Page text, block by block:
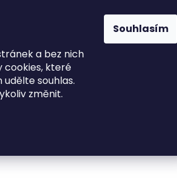
a bez nich
cookies, které
souhlas.
změnit.
Souhlasím
723816110
info@woodkingdom.cz